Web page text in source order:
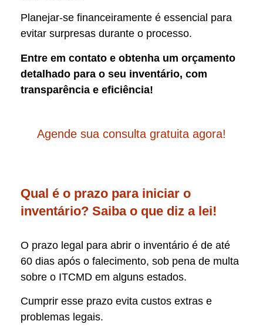
Planejar-se financeiramente é essencial para
evitar surpresas durante o processo.
Entre em contato e obtenha um orçamento
detalhado para o seu inventário, com
transparência e eficiência!
Agende sua consulta gratuita agora!
Qual é o prazo para iniciar o
inventário? Saiba o que diz a lei!
O prazo legal para abrir o inventário é de até
60 dias após o falecimento, sob pena de multa
sobre o ITCMD em alguns estados.
Cumprir esse prazo evita custos extras e
problemas legais.